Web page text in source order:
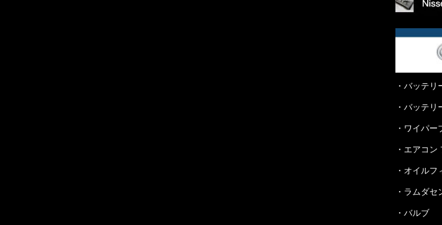
・バッテリ
・バッテリ
・ワイパー
・エアコン
・オイルフ
・ラムダセ
・バルブ